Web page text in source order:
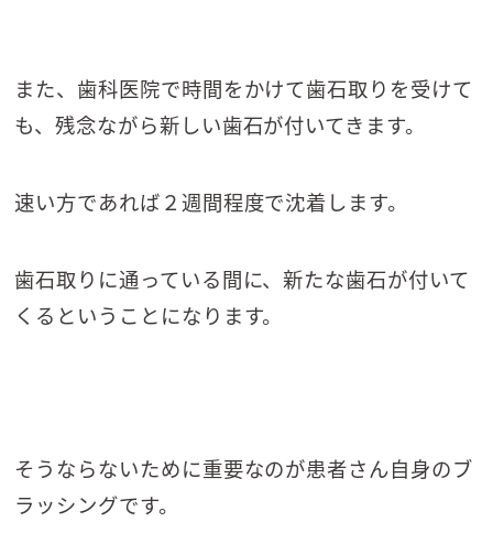
また、歯科医院で時間をかけて歯石取りを受けて
も、残念ながら新しい歯石が付いてきます。
速い方であれば２週間程度で沈着します。
歯石取りに通っている間に、新たな歯石が付いて
くるということになります。
そうならないために重要なのが患者さん自身のブ
ラッシングです。